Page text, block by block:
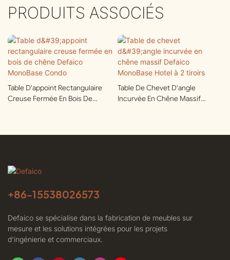
PRODUITS ASSOCIÉS
Table D'appoint Rectangulaire
Creuse Fermée En Bois De
Table De Chevet D'angle
Incurvée En Chêne Massif
+86-15538026573
Defaico se spécialise dans la fabrication de meubles sur
mesure et les solutions intégrées pour les projets
d'ingénierie et commerciaux.